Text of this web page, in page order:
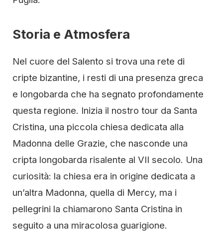
Storia e Atmosfera
Nel cuore del Salento si trova una rete di
cripte bizantine, i resti di una presenza greca
e longobarda che ha segnato profondamente
questa regione. Inizia il nostro tour da Santa
Cristina, una piccola chiesa dedicata alla
Madonna delle Grazie, che nasconde una
cripta longobarda risalente al VII secolo. Una
curiosità: la chiesa era in origine dedicata a
un’altra Madonna, quella di Mercy, ma i
pellegrini la chiamarono Santa Cristina in
seguito a una miracolosa guarigione.